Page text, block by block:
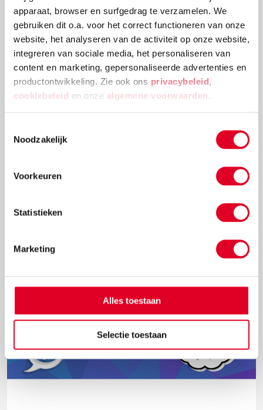
apparaat, browser en surfgedrag te verzamelen. We
gebruiken dit o.a. voor het correct functioneren van onze
website, het analyseren van de activiteit op onze website,
integreren van sociale media, het personaliseren van
content en marketing, gepersonaliseerde advertenties en
productontwikkeling. Zie ook ons privacybeleid,
cookiebeleid en onze algemene voorwaarden .
Noodzakelijk
Voorkeuren
Statistieken
Marketing
Alles toestaan
Selectie toestaan
van tegenstellingen, zoals dik en dun of
kort en lang?
​Mijn dochter zit in groep 1/2 en is nog niet sterk in het
etc. We willen hier graag mee oefenen. Welk